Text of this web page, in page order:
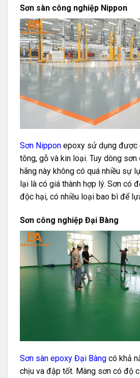
Sơn sàn công nghiệp Nippon
Sơn Nippon epoxy sử dụng được
tông, gỗ và kin loại. Tuy dòng sơn
hãng này không có quá nhiều sự
lại là có giá thành hợp lý. Sơn có
độc hại, có nhiều loại bao bì để
Sơn công nghiệp Đại Bàng
Sơn sàn epoxy Đại Bàng có khả
chịu va đập tốt. Màng sơn có độ